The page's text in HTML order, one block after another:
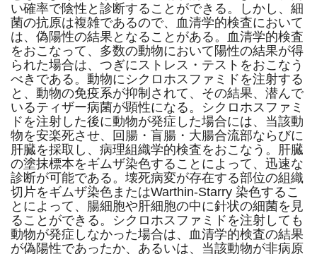
い確率で陰性と診断することができる。しかし、細
菌の抗原は複雑であるので、血清学的検査において
は、偽陽性の結果となることがある。血清学的検査
をおこなって、多数の動物において陽性の結果が得
られた場合は、つぎにストレス・テストをおこなう
べきである。動物にシクロホスファミドを注射する
と、動物の免疫系が抑制されて、その結果、潜んで
いるティザー病菌が顕性になる。シクロホスファミ
ドを注射した後に動物が発症した場合には、当該動
物を安楽死させ、回腸・盲腸・大腸合流部ならびに
肝臓を採取し、病理組織学的検査をおこなう。肝臓
の塗抹標本をギムザ染色することによって、迅速な
診断が可能である。壊死病変が存在する部位の組織
切片をギムザ染色またはWarthin-Starry 染色するこ
とによって、腸細胞や肝細胞の中に針状の細菌を見
ることができる。シクロホスファミドを注射しても
動物が発症しなかった場合は、血清学的検査の結果
が偽陽性であったか、あるいは、当該動物が非病原